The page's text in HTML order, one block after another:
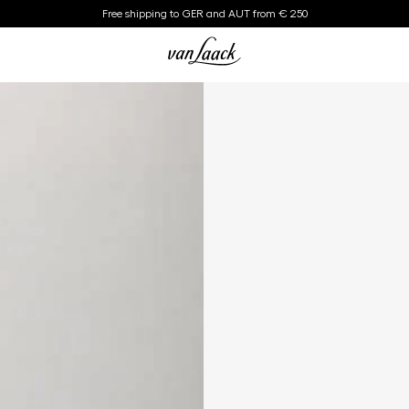
Free shipping to GER and AUT from € 250